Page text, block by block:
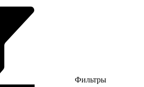
Фильтры